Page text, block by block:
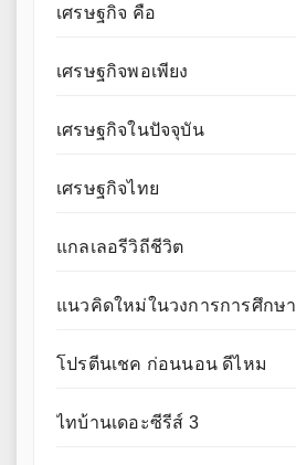
เศรษฐกิจ คือ
เศรษฐกิจพอเพียง
เศรษฐกิจในปัจจุบัน
เศรษฐกิจไทย
แกลเลอรีวิถีชีวิต
แนวคิดใหม่ในวงการการศึกษา
โปรตีนเชค ก่อนนอน ดีไหม
ไทบ้านเดอะซีรีส์ 3